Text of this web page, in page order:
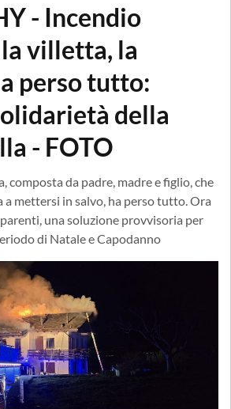
- Incendio
villetta, la
perso tutto:
della
- FOTO
composta da padre, madre e figlio, che
mettersi in salvo, ha perso tutto. Ora
una soluzione provvisoria per
di Natale e Capodanno